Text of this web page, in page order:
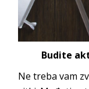
Budite
Ne treba vam